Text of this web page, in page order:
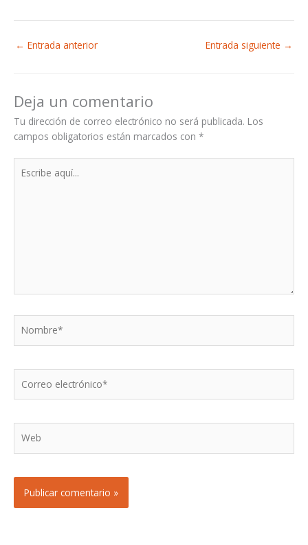
← Entrada anterior Entrada siguiente →
Deja un comentario
Tu dirección de correo electrónico no será publicada. Los
campos obligatorios están marcados con *
aquí...
electrónico*